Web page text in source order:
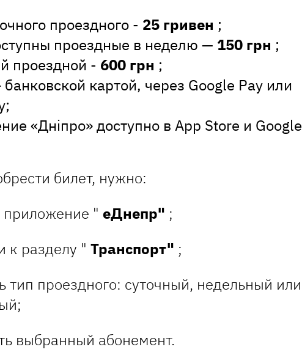
проездного - 25 гривен ;
проездные в неделю — 150 грн ;
проездной - 600 грн ;
картой, через Google Pay или
«Дніпро» доступно в App Store и Google
билет, нужно:
приложение " еДнепр" ;
к разделу " Транспорт" ;
тип проездного: суточный, недельный или
выбранный абонемент.